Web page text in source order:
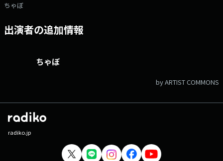
ちゃぼ
出演者の追加情報
ちゃぼ
by ARTIST COMMONS
radiko.jp